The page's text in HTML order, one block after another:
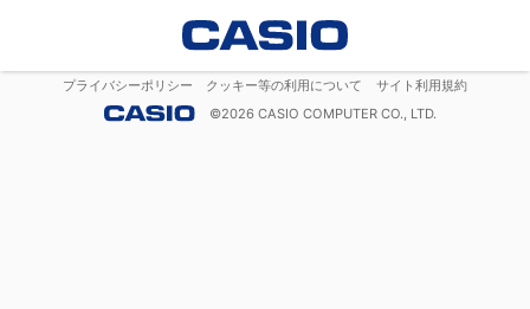
プライバシーポリシー クッキー等の利用について
サイト利用規約
©2026 CASIO COMPUTER CO., LTD.